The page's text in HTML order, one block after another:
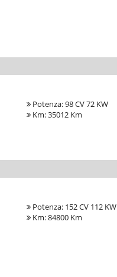
Potenza: 98 CV 72 KW
Km: 35012 Km
Potenza: 152 CV 112 KW
Km: 84800 Km